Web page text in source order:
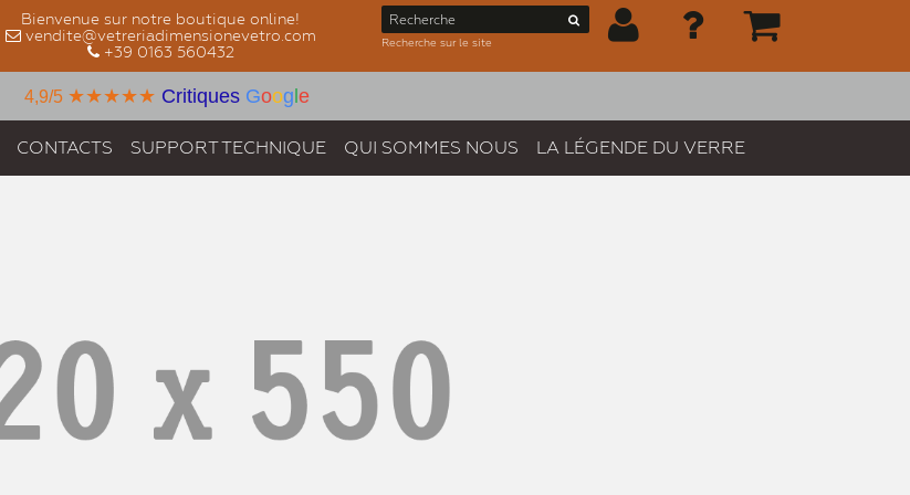
Bienvenue sur notre boutique online!
vendite@vetreriadimensionevetro.com
+39 0163 560432
Recherche sur le site
4,9/5 ★★★★★ Critiques Goog e
CONTACTS SUPPORT TECHNIQUE QUI SOMMES NOUS LA LÉGENDE DU VERRE